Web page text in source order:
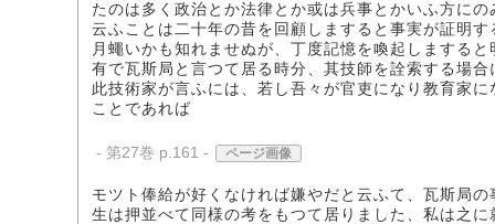
たのは多く政治とか法律とか或は兵事とかいふ方に
云ふことは二十年の昔を回顧しますると事実が証明
月蠅いかも知れませぬが、丁度記憶を喚起しまする
有で瓦斯局と言つて居る時分、其技師を詮索する場
此技術家が言ふには、若し吾々が官吏になり教育家
ことであれば
- 第27巻 p.161 - ページ画像
モツト俸給が好くなければ嫌やだと云ふて、瓦斯局
生は押並べて同様の考をもつて居りました、私は之